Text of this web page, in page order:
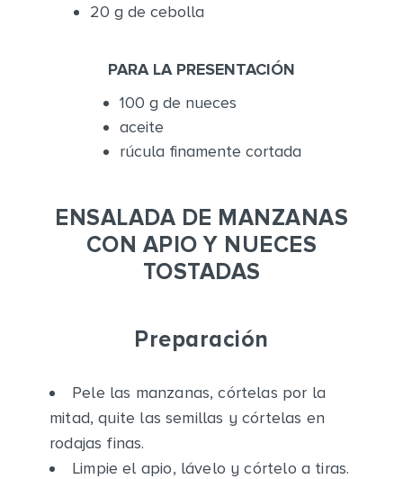
20 g de cebolla
PARA LA PRESENTACIÓN
100 g de nueces
aceite
rúcula finamente cortada
ENSALADA DE MANZANAS
CON APIO Y NUECES
TOSTADAS
Preparación
Pele las manzanas, córtelas por la
mitad, quite las semillas y córtelas en
rodajas finas.
Limpie el apio, lávelo y córtelo a tiras.